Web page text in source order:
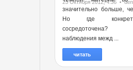
25 Октября 2012, 4:36 • den
значительно больше,
Но где
наблюдения межд ...
читать